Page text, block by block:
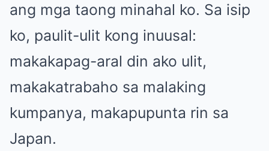
ang mga taong minahal ko. Sa isip
ko, paulit-ulit kong inuusal:
makakapag-aral din ako ulit,
makakatrabaho sa malaking
kumpanya, makapupunta rin sa
Japan.